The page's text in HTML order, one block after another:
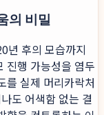
의 비밀
년 후의 모습까지
진행 가능성을 염두
를 실제 머리카락처
도 어색함 없는 결